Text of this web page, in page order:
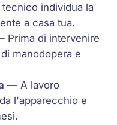
individua la
a casa tua.
Prima di intervenire
manodopera e
— A lavoro
l'apparecchio e